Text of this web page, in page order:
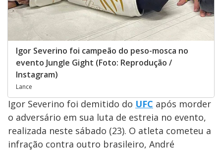
Igor Severino foi campeão do peso-mosca no
evento Jungle Gight (Foto: Reprodução /
Instagram)
Lance
Igor Severino foi demitido do UFC após morder
o adversário em sua luta de estreia no evento,
realizada neste sábado (23). O atleta cometeu a
infração contra outro brasileiro, André